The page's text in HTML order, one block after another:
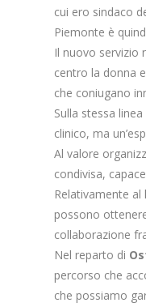
cui ero sindaco
Piemonte è
Il nuovo servizio
centro la donna
che coniugano
Sulla stessa linea
clinico, ma
Al valore
condivisa,
Relativamente
possono
collaborazione
Nel reparto di
percorso che
che possiamo